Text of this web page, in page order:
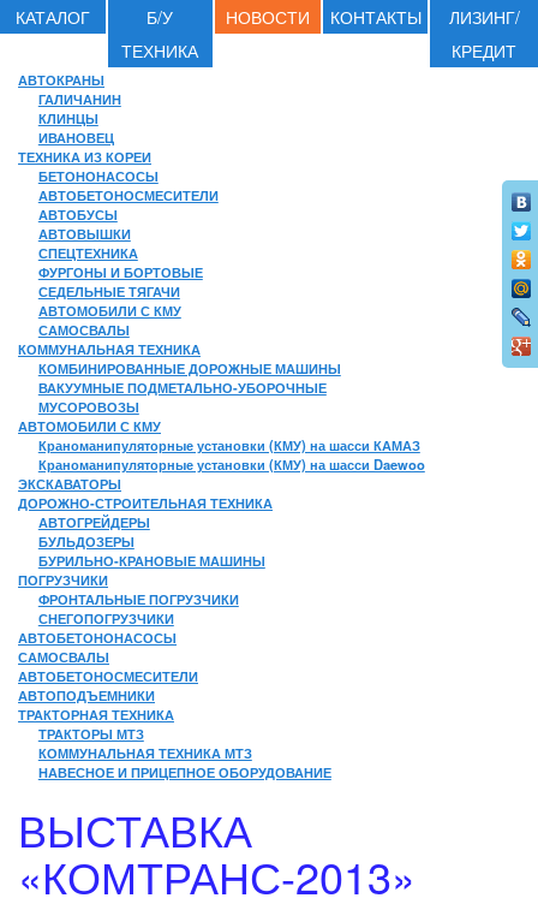
КАТАЛОГ
Б/У
ТЕХНИКА
НОВОСТИ КОНТАКТЫ
ЛИЗИНГ/
КРЕДИТ
АВТОКРАНЫ
ГАЛИЧАНИН
КЛИНЦЫ
ИВАНОВЕЦ
ТЕХНИКА ИЗ КОРЕИ
БЕТОНОНАСОСЫ
АВТОБЕТОНОСМЕСИТЕЛИ
АВТОБУСЫ
АВТОВЫШКИ
СПЕЦТЕХНИКА
ФУРГОНЫ И БОРТОВЫЕ
СЕДЕЛЬНЫЕ ТЯГАЧИ
АВТОМОБИЛИ С КМУ
САМОСВАЛЫ
КОММУНАЛЬНАЯ ТЕХНИКА
КОМБИНИРОВАННЫЕ ДОРОЖНЫЕ МАШИНЫ
ВАКУУМНЫЕ ПОДМЕТАЛЬНО-УБОРОЧНЫЕ
МУСОРОВОЗЫ
АВТОМОБИЛИ С КМУ
Краноманипуляторные установки (КМУ) на шасси КАМАЗ
Краноманипуляторные установки (КМУ) на шасси Daewoo
ЭКСКАВАТОРЫ
ДОРОЖНО-СТРОИТЕЛЬНАЯ ТЕХНИКА
АВТОГРЕЙДЕРЫ
БУЛЬДОЗЕРЫ
БУРИЛЬНО-КРАНОВЫЕ МАШИНЫ
ПОГРУЗЧИКИ
ФРОНТАЛЬНЫЕ ПОГРУЗЧИКИ
СНЕГОПОГРУЗЧИКИ
АВТОБЕТОНОНАСОСЫ
САМОСВАЛЫ
АВТОБЕТОНОСМЕСИТЕЛИ
АВТОПОДЪЕМНИКИ
ТРАКТОРНАЯ ТЕХНИКА
ТРАКТОРЫ МТЗ
КОММУНАЛЬНАЯ ТЕХНИКА МТЗ
НАВЕСНОЕ И ПРИЦЕПНОЕ ОБОРУДОВАНИЕ
ВЫСТАВКА
«КОМТРАНС-2013»